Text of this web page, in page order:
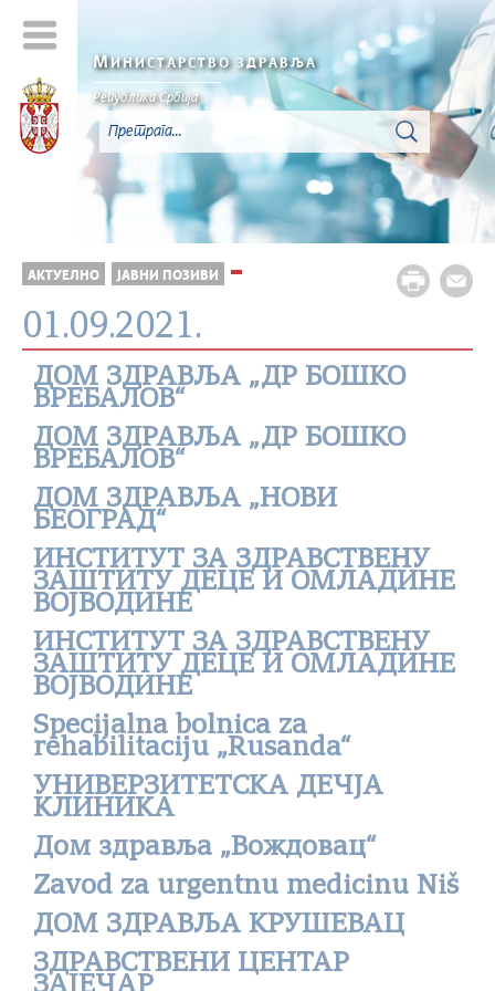
МИНИСТАРСТВО ЗДРАВЉА
Република Србија
АКТУЕЛНО ЈАВНИ ПОЗИВИ
01.09.2021.
ДОМ ЗДРАВЉА „ДР БОШКО
ВРЕБАЛОВ“
ДОМ ЗДРАВЉА „ДР БОШКО
ВРЕБАЛОВ“
ДОМ ЗДРАВЉА „НОВИ
БЕОГРАД“
ИНСТИТУТ ЗА ЗДРАВСТВЕНУ
ЗАШТИТУ ДЕЦЕ И ОМЛАДИНЕ
ВОЈВОДИНЕ
ИНСТИТУТ ЗА ЗДРАВСТВЕНУ
ЗАШТИТУ ДЕЦЕ И ОМЛАДИНЕ
ВОЈВОДИНЕ
Specijalna bolnica za
rehabilitaciju „Rusanda“
УНИВЕРЗИТЕТСКА ДЕЧЈА
КЛИНИКА
Дом здравља „Вождовац“
Zavod za urgentnu medicinu Niš
ДОМ ЗДРАВЉА КРУШЕВАЦ
ЗДРАВСТВЕНИ ЦЕНТАР